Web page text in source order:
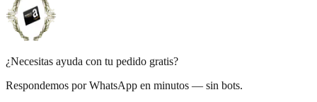
¿Necesitas ayuda con tu pedido gratis?
Respondemos por WhatsApp en minutos — sin bots.